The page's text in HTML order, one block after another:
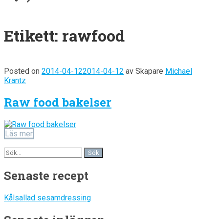
Etikett: rawfood
Posted on 2014-04-122014-04-12 av Skapare Michael
Krantz
Raw food bakelser
Läs mer
Senaste recept
Kålsallad sesamdressing